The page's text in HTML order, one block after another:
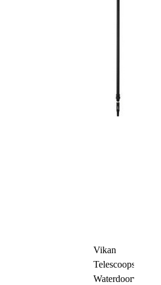
Vikan
Telescoopsteel
Waterdoorvoer